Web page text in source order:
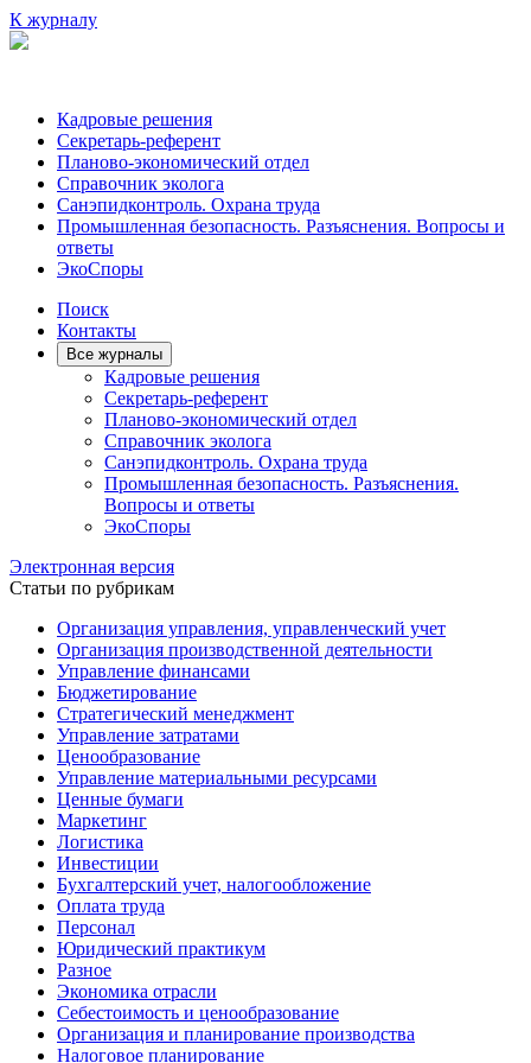
К журналу
Кадровые решения
Секретарь-референт
Планово-экономический отдел
Справочник эколога
Санэпидконтроль. Охрана труда
Промышленная безопасность. Разъяснения. Вопросы и
ответы
ЭкоСпоры
Поиск
Контакты
Все журналы
Кадровые решения
Секретарь-референт
Планово-экономический отдел
Справочник эколога
Санэпидконтроль. Охрана труда
Промышленная безопасность. Разъяснения.
Вопросы и ответы
ЭкоСпоры
Электронная версия
Статьи по рубрикам
Организация управления, управленческий учет
Организация производственной деятельности
Управление финансами
Бюджетирование
Стратегический менеджмент
Управление затратами
Ценообразование
Управление материальными ресурсами
Ценные бумаги
Маркетинг
Логистика
Инвестиции
Бухгалтерский учет, налогообложение
Оплата труда
Персонал
Юридический практикум
Разное
Экономика отрасли
Себестоимость и ценообразование
Организация и планирование производства
Налоговое планирование